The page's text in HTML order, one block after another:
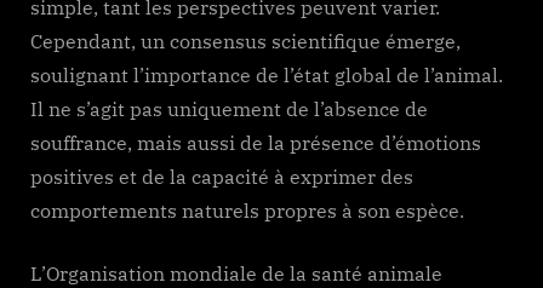
simple, tant les perspectives peuvent varier.
Cependant, un consensus scientifique émerge,
soulignant l’importance de l’état global de l’animal.
Il ne s’agit pas uniquement de l’absence de
souffrance, mais aussi de la présence d’émotions
positives et de la capacité à exprimer des
comportements naturels propres à son espèce.
L’Organisation mondiale de la santé animale